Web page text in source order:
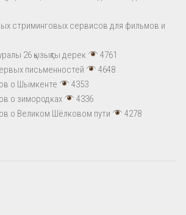
стриминговых сервисов для фильмов и
26 қызықты дерек
4761
письменностей
4648
о Шымкенте
4353
о зимородках
4336
о Великом Шёлковом пути
4278